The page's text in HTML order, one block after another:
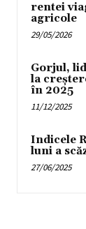
rentei
agricole
29/05/2026
Gorjul,
la
în 2025
11/12/2025
Indicele
luni a
27/06/2025